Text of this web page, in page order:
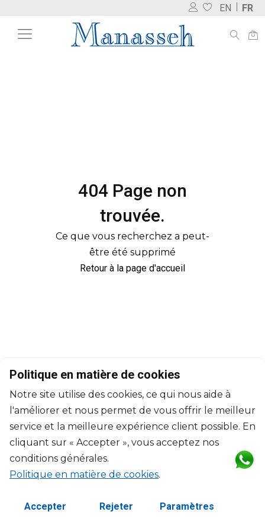
EN FR
404 Page non
trouvée.
Ce que vous recherchez a peut-
être été supprimé
Retour à la page d'accueil
Politique en matière de cookies
Notre site utilise des cookies, ce qui nous aide à
l'améliorer et nous permet de vous offrir le meilleur
service et la meilleure expérience client possible. En
cliquant sur « Accepter », vous acceptez nos
conditions générales.
Politique en matière de cookies.
Accepter Rejeter Paramètres